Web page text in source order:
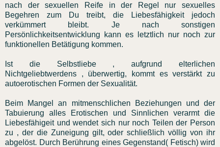
nach der sexuellen Reife in der Regel nur sexuelles
Begehren zum Du treibt, die Liebesfähigkeit jedoch
verkümmert bleibt. Je nach sonstigen
Persönlichkeitsentwicklung kann es letztlich nur noch zur
funktionellen Betätigung kommen.
Ist die Selbstliebe , aufgrund elterlichen
Nichtgeliebtwerdens , überwertig, kommt es verstärkt zu
autoerotischen Formen der Sexualität.
Beim Mangel an mitmenschlichen Beziehungen und der
Tabuierung alles Erotischen und Sinnlichen verarmt die
Liebesfähigeit und wendet sich nur noch Teilen der Person
zu , der die Zuneigung gilt, oder schließlich völlig von ihr
abgelöst. Durch Berührung eines Gegenstand( Fetisch) wird